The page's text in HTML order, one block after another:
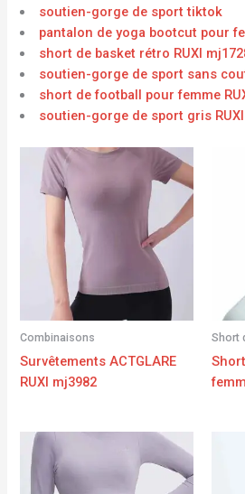
soutien-gorge de sport tiktok
pantalon de yoga bootcut pour
short de basket rétro RUXI
soutien-gorge de sport sans
short de football pour femme
soutien-gorge de sport gris RUXI
Combinaisons
Survêtements ACTGLARE
RUXI mj3982
Short